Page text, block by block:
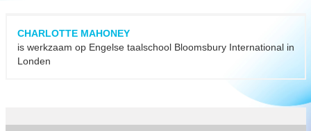
CHARLOTTE MAHONEY
is werkzaam op Engelse taalschool Bloomsbury International in
Londen